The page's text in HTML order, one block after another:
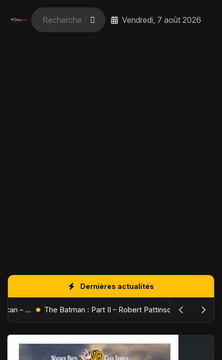
Vendredi, 7 août 2026
Dernières actualités
L'Âge de Glace : Le Réveil du Volcan – Manny, Sid et Diego de retour pour une aventure explosive The Batman : Part II – Robert Pattinson replonge dans les ténèbres de Gotham dès octobre 2027